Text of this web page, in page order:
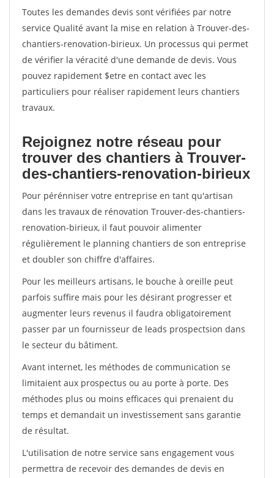
Toutes les demandes devis sont vérifiées par notre
service Qualité avant la mise en relation à Trouver-des-
chantiers-renovation-birieux. Un processus qui permet
de vérifier la véracité d'une demande de devis. Vous
pouvez rapidement $etre en contact avec les
particuliers pour réaliser rapidement leurs chantiers
travaux.
Rejoignez notre réseau pour
trouver des chantiers à Trouver-
des-chantiers-renovation-birieux
Pour pérénniser votre entreprise en tant qu'artisan
dans les travaux de rénovation Trouver-des-chantiers-
renovation-birieux, il faut pouvoir alimenter
régulièrement le planning chantiers de son entreprise
et doubler son chiffre d'affaires.
Pour les meilleurs artisans, le bouche à oreille peut
parfois suffire mais pour les désirant progresser et
augmenter leurs revenus il faudra obligatoirement
passer par un fournisseur de leads prospectsion dans
le secteur du bâtiment.
Avant internet, les méthodes de communication se
limitaient aux prospectus ou au porte à porte. Des
méthodes plus ou moins efficaces qui prenaient du
temps et demandait un investissement sans garantie
de résultat.
L'utilisation de notre service sans engagement vous
permettra de recevoir des demandes de devis en